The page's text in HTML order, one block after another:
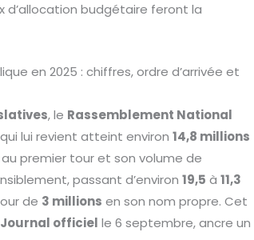
d’allocation budgétaire feront la
en 2025 : chiffres, ordre d’arrivée et
, le Rassemblement National
qui lui revient atteint environ14,8 millions
premier tour et son volume de
passant d’environ19,5 à11,3
de 3 millions en son nom propre. Cet
Journal officiel le 6 septembre, ancre un